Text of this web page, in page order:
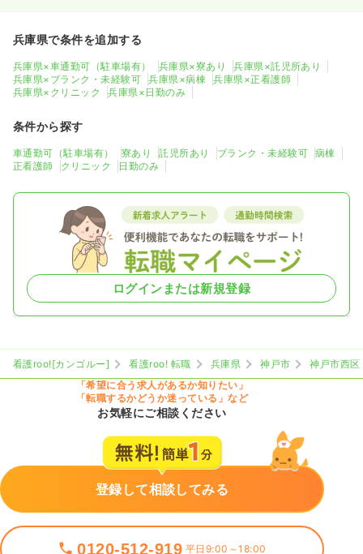
兵庫県で条件を追加する
兵庫県×車通勤可（駐車場有） 兵庫県×寮あり
兵庫県×託児所あり
兵庫県×ブランク・未経験可
兵庫県×病棟
兵庫県×正看護師
兵庫県×クリニック
兵庫県×日勤のみ
条件から探す
車通勤可（駐車場有） 寮あり 託児所あり ブランク・未経験可 病棟
正看護師
クリニック 日勤のみ
ログインまたは新規登録
看護roo![カンゴルー] 看護roo! 転職 兵庫県 神戸市
神戸市西区
「希望に合う求人があるか知りたい」
「転職するかどうか迷っている」など
お気軽にご相談ください
登録して相談してみる
0120-512-919 平日9:00～18:00